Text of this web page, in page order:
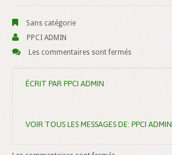
Sans catégorie
PPCI ADMIN
Les commentaires sont fermés
ÉCRIT PAR PPCI ADMIN
VOIR TOUS LES MESSAGES DE: PPCI ADMIN